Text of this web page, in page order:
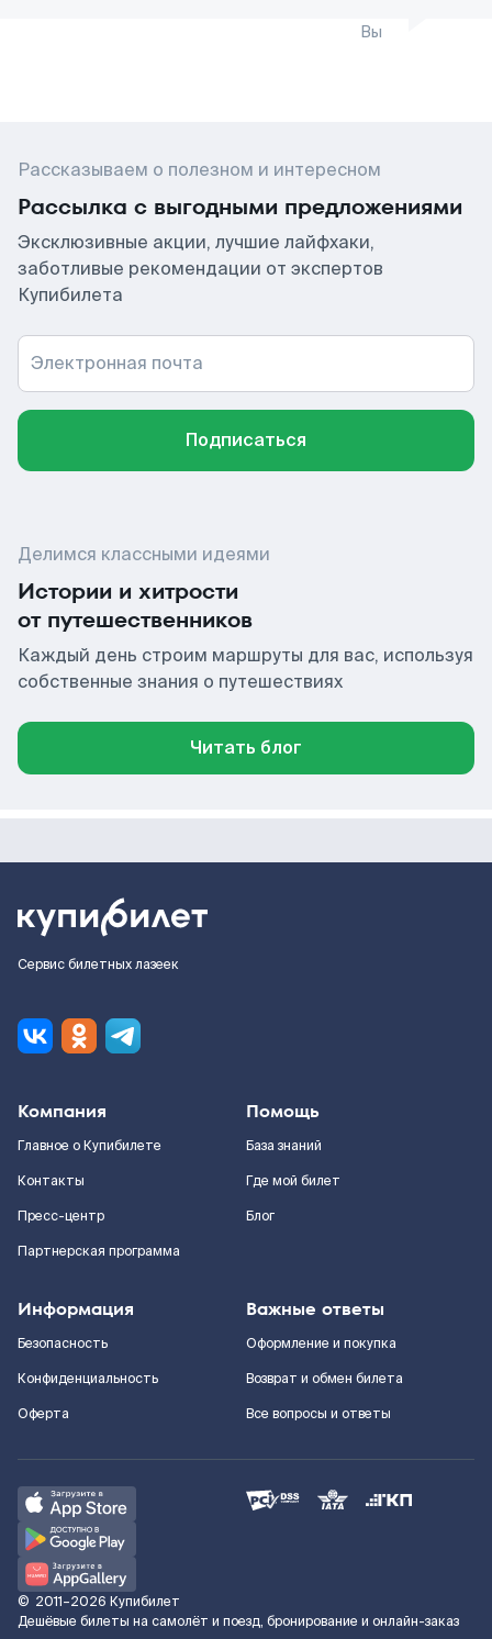
Вы
Рассказываем о полезном и интересном
Рассылка с выгодными предложениями
Эксклюзивные акции, лучшие лайфхаки,
заботливые рекомендации от экспертов
Купибилета
Электронная почта
Подписаться
Делимся классными идеями
Истории и хитрости
от путешественников
Каждый день строим маршруты для вас, используя
собственные знания о путешествиях
Читать блог
Сервис билетных лазеек
Компания
Главное о Купибилете
Контакты
Пресс-центр
Партнерская программа
Помощь
База знаний
Где мой билет
Блог
Информация
Безопасность
Конфиденциальность
Оферта
Важные ответы
Оформление и покупка
Возврат и обмен билета
Все вопросы и ответы
© 2011–2026 Купибилет
Дешёвые билеты на самолёт и поезд, бронирование и онлайн-заказ